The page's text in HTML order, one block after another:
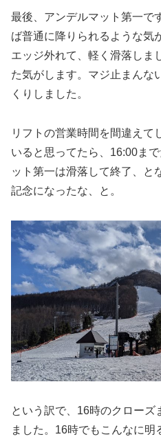
最後、アンデルマット第一で
ば普通に降りられるような気
エッジ外れて、軽く滑落しま
た気がします。マジ止まんな
くりしました。
リフトの営業時間を間違えて
いると思ってたら、16:00ま
ット第一は滑落して終了、と
記念になったな、と。
という訳で、16時のクローズ
ました。16時でもこんなに明